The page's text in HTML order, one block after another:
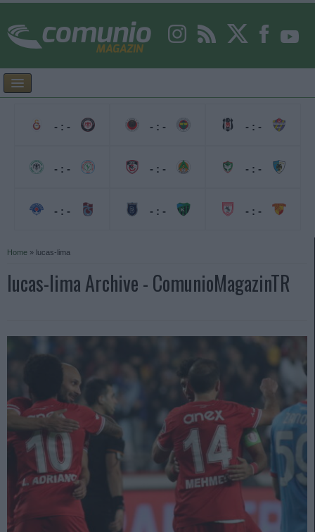
- : -
- : -
- : -
- : -
- : -
- : -
- : -
- : -
- : -
Home » lucas-lima
lucas-lima Archive - ComunioMagazinTR